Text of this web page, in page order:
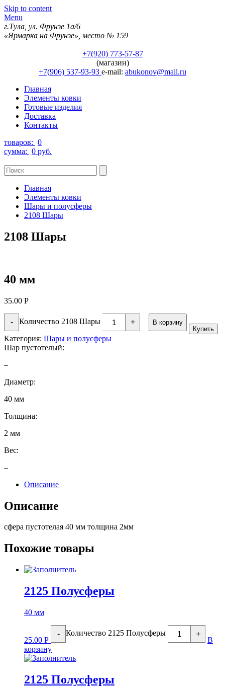
Skip to content
Menu
г.Тула, ул. Фрунзе 1а/6
«Ярмарка на Фрунзе», место № 159
+7(920) 773-57-87
(магазин)
+7(906) 537-93-93 e-mail: abukonov@mail.ru
Главная
Элементы ковки
Готовые изделия
Доставка
Контакты
товаров: 0
сумма: 0 руб.
Главная
Элементы ковки
Шары и полусферы
2108 Шары
2108 Шары
40 мм
35.00 Р
- Количество 2108 Шары +
В корзину
Купить
Категория: Шары и полусферы
Шар пустотелый:
–
Диаметр:
40 мм
Толщина:
2 мм
Вес:
–
Описание
Описание
сфера пустотелая 40 мм толщина 2мм
Похожие товары
2125 Полусферы
40 мм
25.00 Р
- Количество 2125 Полусферы +
В
корзину
2125 Полусферы